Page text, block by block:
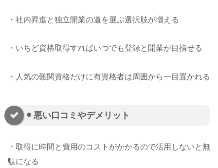
・社内昇進と独立開業の道を選ぶ選択肢が増える
・いちど資格取得すればいつでも登録と開業が目指せる
・人気の難関資格だけに有資格者は周囲から一目置かれる
◉ 悪い口コミやデメリット
・取得に時間と費用のコストがかかるので活用しないと無
駄になる